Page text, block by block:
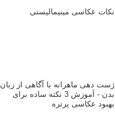
نکات عکاسی مینیمالیستی
ژست دهی ماهرانه با آگاهی از زبان
بدن - آموزش 3 نکته ساده برای
بهبود عکاسی پرتره